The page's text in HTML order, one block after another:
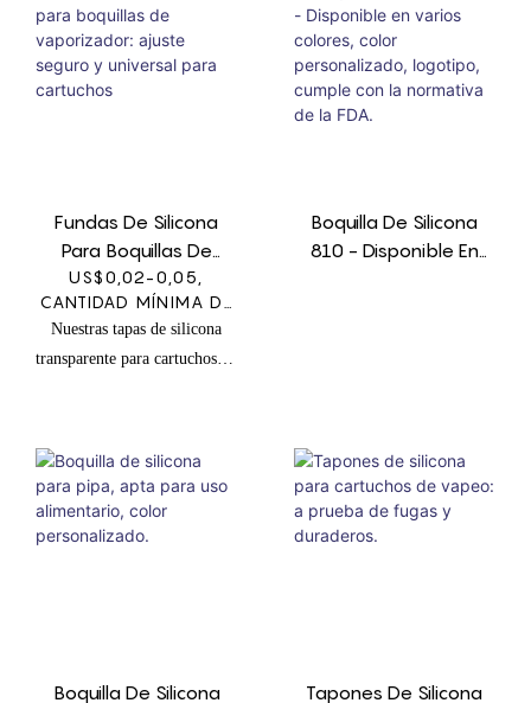
Fundas De Silicona
Para Boquillas De
Vaporizador: Ajuste
Seguro Y Universal
Para Cartuchos
US$0,02-0,05,
CANTIDAD MÍNIMA DE
PEDIDO: 1000
UNIDADES
Nuestras tapas de silicona
transparente para cartuchos de
duradero y a prueba de fugas,
lo que garantiza que sus
cartuchos de vaporizador
permanezcan seguros y
el contenido de sus cartuchos.
Boquilla De Silicona
810 - Disponible En
Boquilla De Silicona Tapones De Silicona